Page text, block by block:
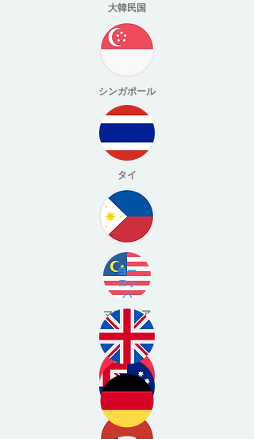
大韓民国
シンガポール
タイ
マレーシア
フィリピン
ヨー
ロッ
パ